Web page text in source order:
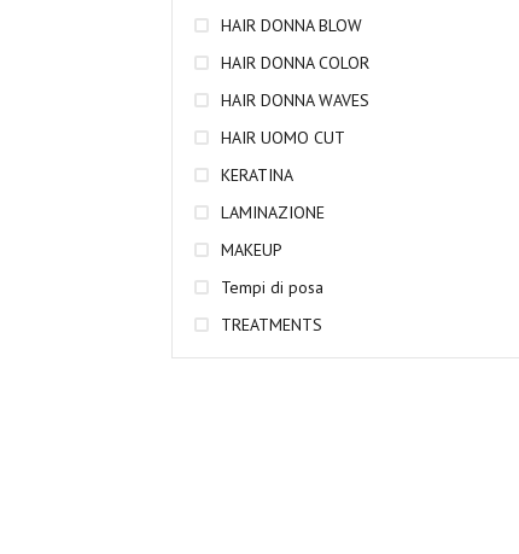
HAIR DONNA BLOW
HAIR DONNA COLOR
HAIR DONNA WAVES
HAIR UOMO CUT
KERATINA
LAMINAZIONE
MAKEUP
Tempi di posa
TREATMENTS